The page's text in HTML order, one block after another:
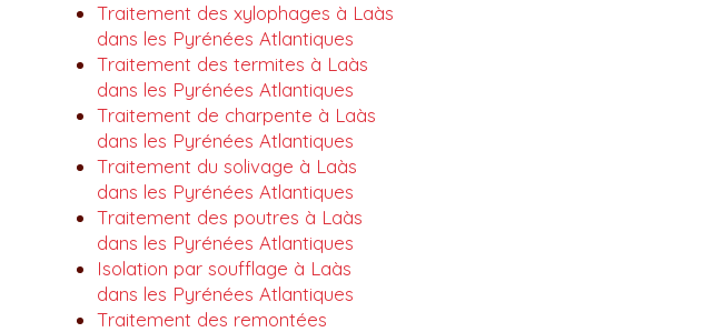
Traitement des xylophages à Laàs
dans les Pyrénées Atlantiques
Traitement des termites à Laàs
dans les Pyrénées Atlantiques
Traitement de charpente à Laàs
dans les Pyrénées Atlantiques
Traitement du solivage à Laàs
dans les Pyrénées Atlantiques
Traitement des poutres à Laàs
dans les Pyrénées Atlantiques
Isolation par soufflage à Laàs
dans les Pyrénées Atlantiques
Traitement des remontées